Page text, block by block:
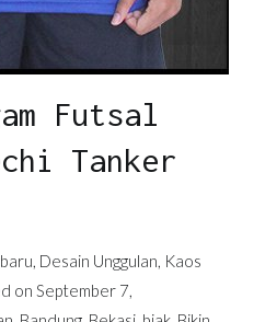
Futsal
Tanker
, Desain Unggulan, Kaos
onSeptember 7,